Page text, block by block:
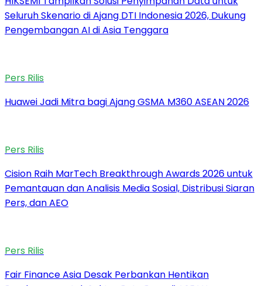
Seluruh Skenario di Ajang DTI Indonesia 2026, Dukung
Pengembangan AI di Asia Tenggara
Pers Rilis
Huawei Jadi Mitra bagi Ajang GSMA M360 ASEAN 2026
Pers Rilis
Cision Raih MarTech Breakthrough Awards 2026 untuk
Pemantauan dan Analisis Media Sosial, Distribusi Siaran
Pers, dan AEO
Pers Rilis
Fair Finance Asia Desak Perbankan Hentikan